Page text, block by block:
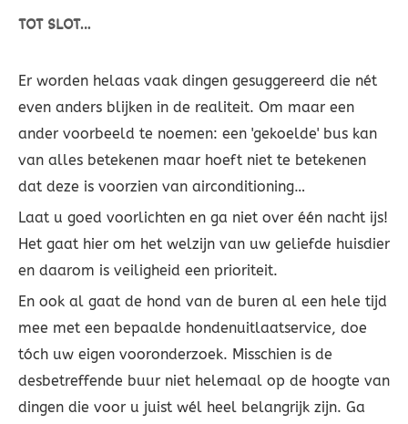
TOT SLOT…
Er worden helaas vaak dingen gesuggereerd die nét
even anders blijken in de realiteit. Om maar een
ander voorbeeld te noemen: een 'gekoelde' bus kan
van alles betekenen maar hoeft niet te betekenen
dat deze is voorzien van airconditioning…
Laat u goed voorlichten en ga niet over één nacht ijs!
Het gaat hier om het welzijn van uw geliefde huisdier
en daarom is veiligheid een prioriteit.
En ook al gaat de hond van de buren al een hele tijd
mee met een bepaalde hondenuitlaatservice, doe
tóch uw eigen vooronderzoek. Misschien is de
desbetreffende buur niet helemaal op de hoogte van
dingen die voor u juist wél heel belangrijk zijn. Ga